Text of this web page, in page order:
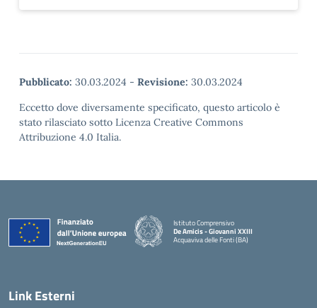
Pubblicato: 30.03.2024 - Revisione: 30.03.2024
Eccetto dove diversamente specificato, questo articolo è
stato rilasciato sotto Licenza Creative Commons
Attribuzione 4.0 Italia.
Istituto Comprensivo
De Amicis - Giovanni XXIII
Acquaviva delle Fonti (BA)
— Visita la pagina iniziale della scuola
Link Esterni